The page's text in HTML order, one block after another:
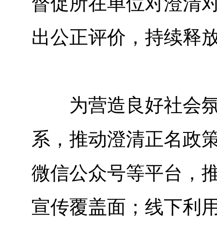
出公正评价，持续释
为营造良好社会氛
系，推动澄清正名政
微信公众号等平台，
宣传覆盖面；线下利